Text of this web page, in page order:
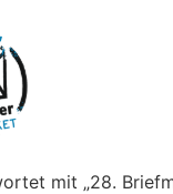
mit „28.